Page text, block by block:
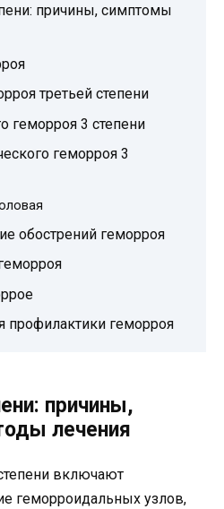
причины, симптомы
третьей степени
геморроя 3 степени
геморроя 3
обострений геморроя
профилактики геморроя
причины,
лечения
включают
геморроидальных узлов,